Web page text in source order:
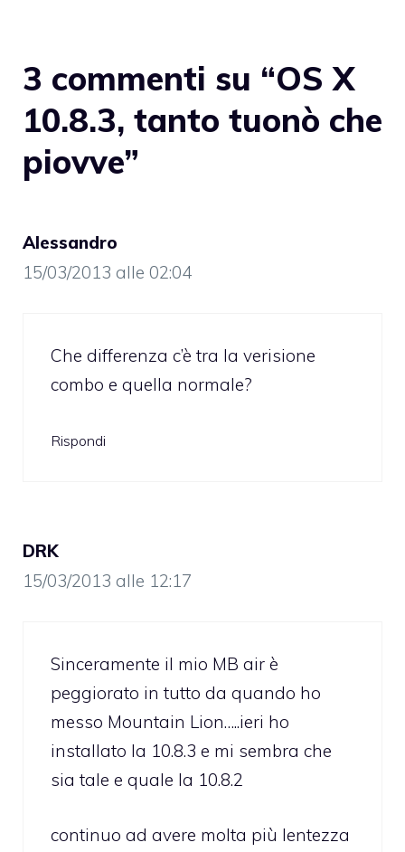
3 commenti su “OS X
10.8.3, tanto tuonò che
piovve”
Alessandro
15/03/2013 alle 02:04
Che differenza c’è tra la verisione
combo e quella normale?
Rispondi
DRK
15/03/2013 alle 12:17
Sinceramente il mio MB air è
peggiorato in tutto da quando ho
messo Mountain Lion…..ieri ho
installato la 10.8.3 e mi sembra che
sia tale e quale la 10.8.2
continuo ad avere molta più lentezza